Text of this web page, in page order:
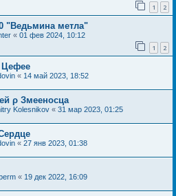
1 2
"Ведьмина метла"
« 01 фев 2024, 10:12
1 2
Цефее
« 14 май 2023, 18:52
ρ Змееносца
Kolesnikov « 31 мар 2023, 01:25
« 27 янв 2023, 01:38
« 19 дек 2022, 16:09